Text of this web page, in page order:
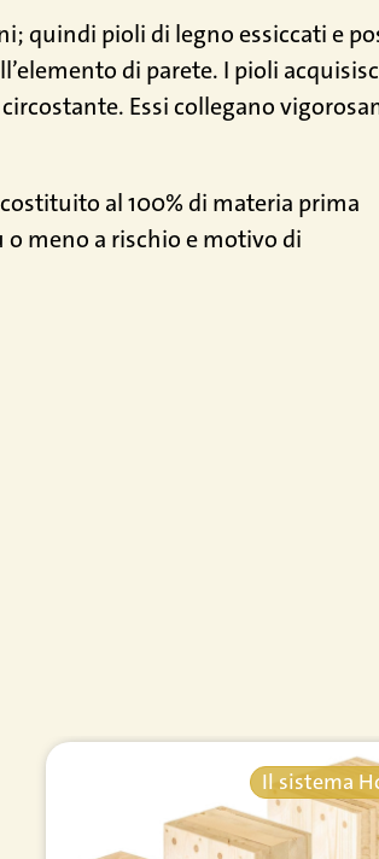
quindi pioli di legno essiccati e
di parete. I pioli
Essi collegano
al 100% di materia prima
meno a rischio e motivo di
Il sistema